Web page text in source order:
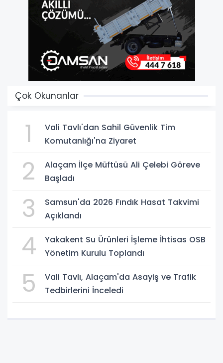
Çok Okunanlar
1
Vali Tavlı'dan Sahil Güvenlik Tim
Komutanlığı'na Ziyaret
2
Alaçam İlçe Müftüsü Ali Çelebi Göreve
Başladı
3
Samsun'da 2026 Fındık Hasat Takvimi
Açıklandı
4
Yakakent Su Ürünleri İşleme İhtisas OSB
Yönetim Kurulu Toplandı
5
Vali Tavlı, Alaçam'da Asayiş ve Trafik
Tedbirlerini İnceledi